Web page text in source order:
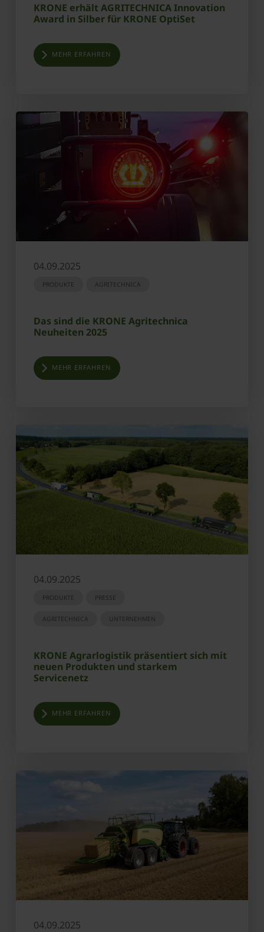
KRONE erhält AGRITECHNICA Innovation
Award in Silber für KRONE OptiSet
MEHR ERFAHREN
04.09.2025
PRODUKTE AGRITECHNICA
Das sind die KRONE Agritechnica
Neuheiten 2025
MEHR ERFAHREN
04.09.2025
PRODUKTE PRESSE
AGRITECHNICA UNTERNEHMEN
KRONE Agrarlogistik präsentiert sich mit
neuen Produkten und starkem
Servicenetz
MEHR ERFAHREN
04.09.2025